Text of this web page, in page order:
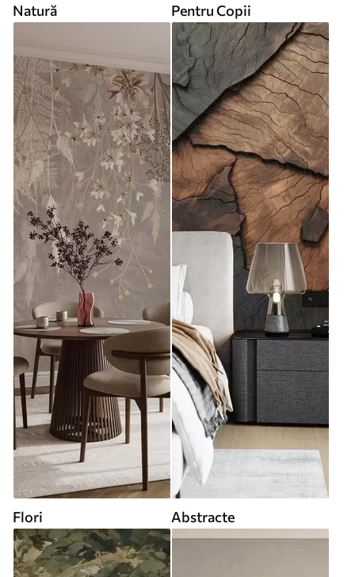
Natură Pentru Copii
Flori Abstracte